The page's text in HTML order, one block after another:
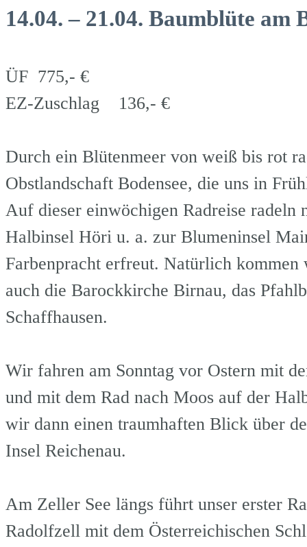
14.04. – 21.04. Baumblüte am
ÜF 775,- €
EZ-Zuschlag 136,- €
Durch ein Blütenmeer von weiß bis rot
Obstlandschaft Bodensee, die uns in
Auf dieser einwöchigen Radreise
Halbinsel Höri u. a. zur Blumeninsel
Farbenpracht erfreut. Natürlich
auch die Barockkirche Birnau, das
Schaffhausen.
Wir fahren am Sonntag vor Ostern mit
und mit dem Rad nach Moos auf der
wir dann einen traumhaften Blick über
Insel Reichenau.
Am Zeller See längs führt unser erster
Radolfzell mit dem Österreichischen